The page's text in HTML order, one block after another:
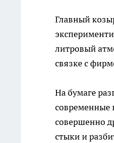
Главный
литровый
связке с
На бумаге
современные
совершенно
стыки и